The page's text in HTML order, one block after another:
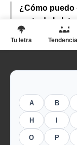
¿Cómo
parte de la
A B
H
O P
Tu letra